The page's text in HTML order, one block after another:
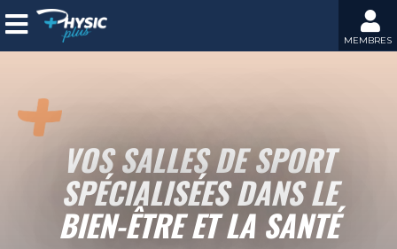
MEMBRES
VOS SALLES DE SPORT
SPÉCIALISÉES DANS LE
BIEN-ÊTRE ET LA SANTÉ